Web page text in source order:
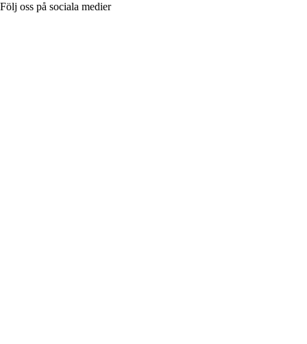
Följ oss på sociala medier